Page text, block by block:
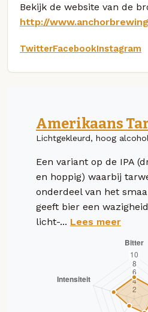
Bekijk de website van de
http://
TwitterFacebookInstagram
Amerikaans
Lichtgekleurd, hoog alcohol
Een variant op de IPA
en hoppig) waarbij
onderdeel van het
geeft bier een
licht-... Lees meer